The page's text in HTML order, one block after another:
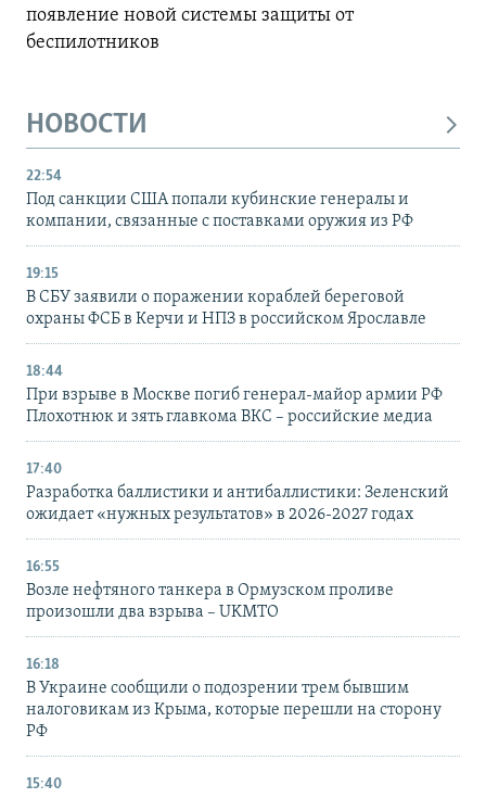
появление новой системы защиты от
беспилотников
НОВОСТИ
22:54
Под санкции США попали кубинские генералы и
компании, связанные с поставками оружия из РФ
19:15
В СБУ заявили о поражении кораблей береговой
охраны ФСБ в Керчи и НПЗ в российском Ярославле
18:44
При взрыве в Москве погиб генерал-майор армии РФ
Плохотнюк и зять главкома ВКС – российские медиа
17:40
Разработка баллистики и антибаллистики: Зеленский
ожидает «нужных результатов» в 2026-2027 годах
16:55
Возле нефтяного танкера в Ормузском проливе
произошли два взрыва – UKMTO
16:18
В Украине сообщили о подозрении трем бывшим
налоговикам из Крыма, которые перешли на сторону
РФ
15:40